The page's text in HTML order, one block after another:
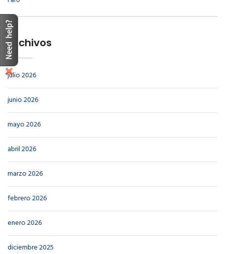
Archivos
julio 2026
junio 2026
mayo 2026
abril 2026
marzo 2026
febrero 2026
enero 2026
diciembre 2025